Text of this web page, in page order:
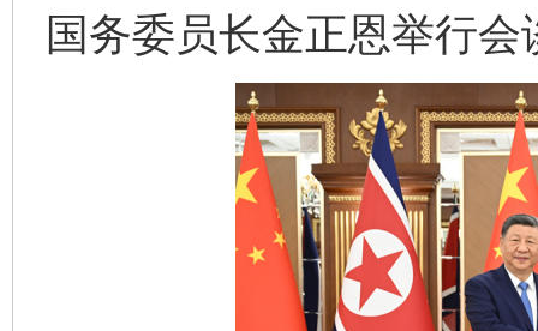
国务委员长金正恩举行会